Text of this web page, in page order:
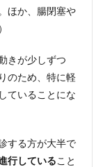
ほか、腸閉塞や
きが少しずつ
のため、特に軽
ていることにな
する方が大半で
行していること